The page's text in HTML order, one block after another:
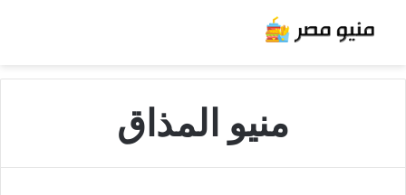
منيو المذاق